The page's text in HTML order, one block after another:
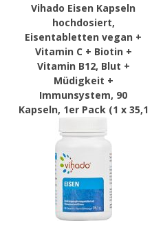
Vihado Eisen Kapseln
hochdosiert,
Eisentabletten vegan +
Vitamin C + Biotin +
Vitamin B12, Blut +
Müdigkeit +
Immunsystem, 90
Kapseln, 1er Pack (1 x 35,1